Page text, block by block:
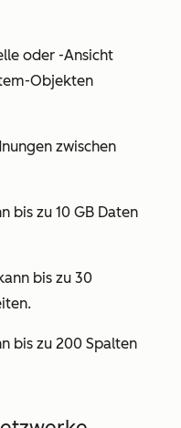
oder -Ansicht
Objekten
zwischen
bis zu 10 GB Daten
bis zu 30
bis zu 200 Spalten